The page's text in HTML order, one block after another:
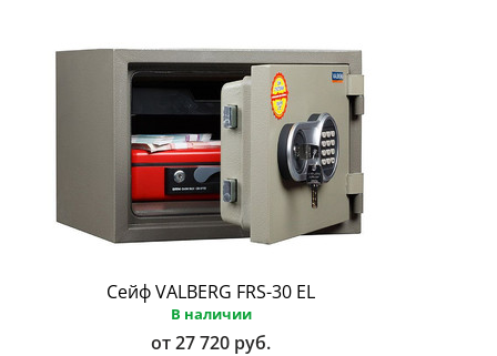
Сейф VALBERG FRS-30 EL
В наличии
от 27 720 руб.